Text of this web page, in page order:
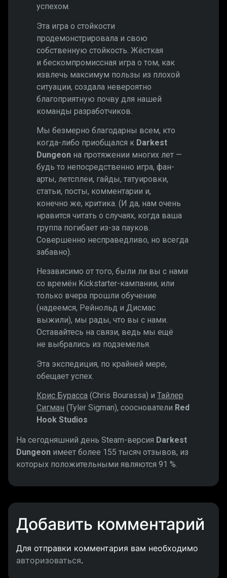
успехом.
Эта игра о стойкости
продемонстрировала и свою
собственную стойкость. Жёсткая
и бескомпромиссная игра о том, как
извлечь максимум пользы из плохой
ситуации, создала невероятно
благоприятную почву для нашей
команды разработчиков.
Мы безмерно благодарны всем, кто
когда-либо приобщался к Darkest
Dungeon на протяжении многих лет —
будь то непосредственно игра, фан-
арты, летсплеи, гайды, татуировки,
статьи, посты, комментарии и,
конечно же, критика. (И да, нам очень
нравится читать о случаях, когда ваша
группа погибает из-за пауков.
Совершенно несправедливо, но всегда
забавно).
Независимо от того, были ли вы с нами
со времён Kickstarter-кампании, или
только вчера прошли обучение
(надеемся, Рейнольд и Дисмас
выжили), мы рады, что вы с нами.
Оставайтесь на связи, ведь мы ещё
не выбрались из подземелья.
Эта экспедиция, по крайней мере,
обещает успех.
Крис Бурасса (Chris Bourassa) и Тайлер
Сигман (Tyler Sigman), сооснователи Red
Hook Studios
На сегодняшний день Steam-версия Darkest
Dungeon имеет более 155 тысяч отзывов, из
которых положительными являются 91 %.
Добавить комментарий
Для отправки комментария вам необходимо
авторизоваться.